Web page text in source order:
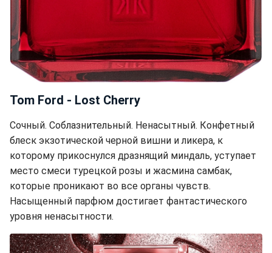
Tom Ford - Lost Cherry
Сочный. Соблазнительный. Ненасытный. Конфетный
блеск экзотической черной вишни и ликера, к
которому прикоснулся дразнящий миндаль, уступает
место смеси турецкой розы и жасмина самбак,
которые проникают во все органы чувств.
Насыщенный парфюм достигает фантастического
уровня ненасытности.